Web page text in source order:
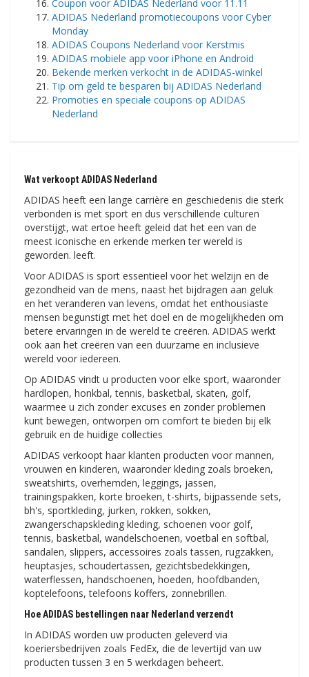
Coupon voor ADIDAS Nederland voor 11.11
ADIDAS Nederland promotiecoupons voor Cyber ​​​​
Monday
ADIDAS Coupons Nederland voor Kerstmis
ADIDAS mobiele app voor iPhone en Android
Bekende merken verkocht in de ADIDAS-winkel
Tip om geld te besparen bij ADIDAS Nederland
Promoties en speciale coupons op ADIDAS
Nederland
Wat verkoopt ADIDAS Nederland
ADIDAS heeft een lange carrière en geschiedenis die sterk
verbonden is met sport en dus verschillende culturen
overstijgt, wat ertoe heeft geleid dat het een van de
meest iconische en erkende merken ter wereld is
geworden. leeft.
Voor ADIDAS is sport essentieel voor het welzijn en de
gezondheid van de mens, naast het bijdragen aan geluk
en het veranderen van levens, omdat het enthousiaste
mensen begunstigt met het doel en de mogelijkheden om
betere ervaringen in de wereld te creëren. ADIDAS werkt
ook aan het creëren van een duurzame en inclusieve
wereld voor iedereen.
Op ADIDAS vindt u producten voor elke sport, waaronder
hardlopen, honkbal, tennis, basketbal, skaten, golf,
waarmee u zich zonder excuses en zonder problemen
kunt bewegen, ontworpen om comfort te bieden bij elk
gebruik en de huidige collecties
ADIDAS verkoopt haar klanten producten voor mannen,
vrouwen en kinderen, waaronder kleding zoals broeken,
sweatshirts, overhemden, leggings, jassen,
trainingspakken, korte broeken, t-shirts, bijpassende sets,
bh's, sportkleding, jurken, rokken, sokken,
zwangerschapskleding kleding, schoenen voor golf,
tennis, basketbal, wandelschoenen, voetbal en softbal,
sandalen, slippers, accessoires zoals tassen, rugzakken,
heuptasjes, schoudertassen, gezichtsbedekkingen,
waterflessen, handschoenen, hoeden, hoofdbanden,
koptelefoons, telefoons koffers, zonnebrillen.
Hoe ADIDAS bestellingen naar Nederland verzendt
In ADIDAS worden uw producten geleverd via
koeriersbedrijven zoals FedEx, die de levertijd van uw
producten tussen 3 en 5 werkdagen beheert.